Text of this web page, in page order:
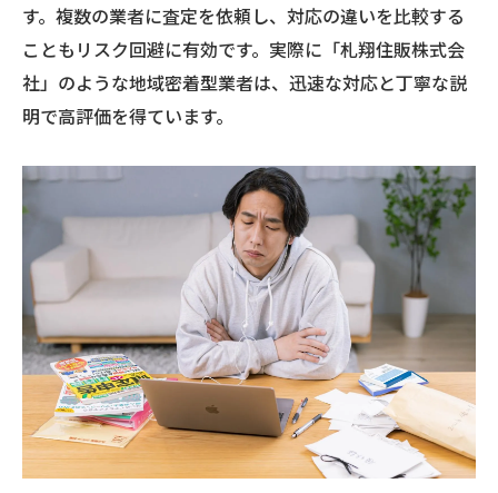
す。複数の業者に査定を依頼し、対応の違いを比較する
こともリスク回避に有効です。実際に「札翔住販株式会
社」のような地域密着型業者は、迅速な対応と丁寧な説
明で高評価を得ています。